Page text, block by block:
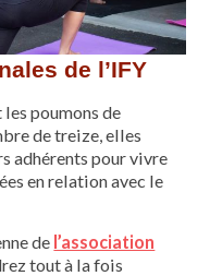
de l’IFY
les poumons de
de treize, elles
adhérents pour vivre
en relation avec le
de l’association
tout à la fois